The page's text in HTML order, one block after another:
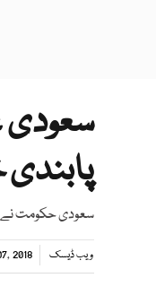
سعودی
سعودی حکومت نے 70 سال بعد اسرائیل جانے کے لیے اپنی فضائی حدود کی پابندی ختم کی
ویب ڈیسک 2018